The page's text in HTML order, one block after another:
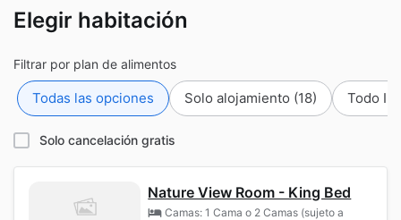
Elegir habitación
Filtrar por plan de alimentos
Todas las opciones Solo alojamiento (18) Todo
Solo cancelación gratis
Nature View Room - King Bed
Camas: 1 Cama o 2 Camas (sujeto a